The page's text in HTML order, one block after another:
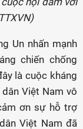
Un nhấn mạnh
chiến chống
là cuộc kháng
Việt Nam vô
ơn sự hỗ trợ
Việt Nam đã